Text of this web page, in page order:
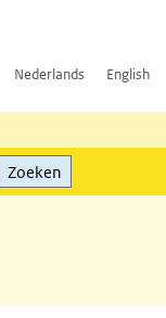
Nederlands English
Zoeken